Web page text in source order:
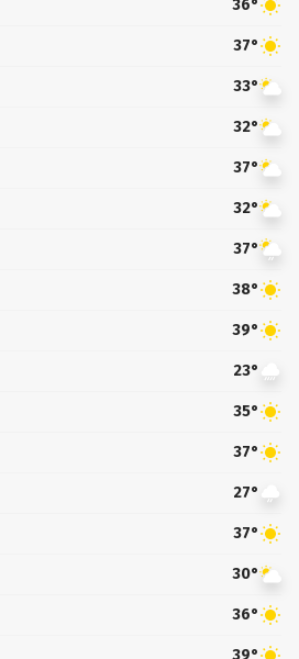
36°
37°
33°
32°
37°
32°
37°
38°
39°
23°
35°
37°
27°
37°
30°
36°
39°